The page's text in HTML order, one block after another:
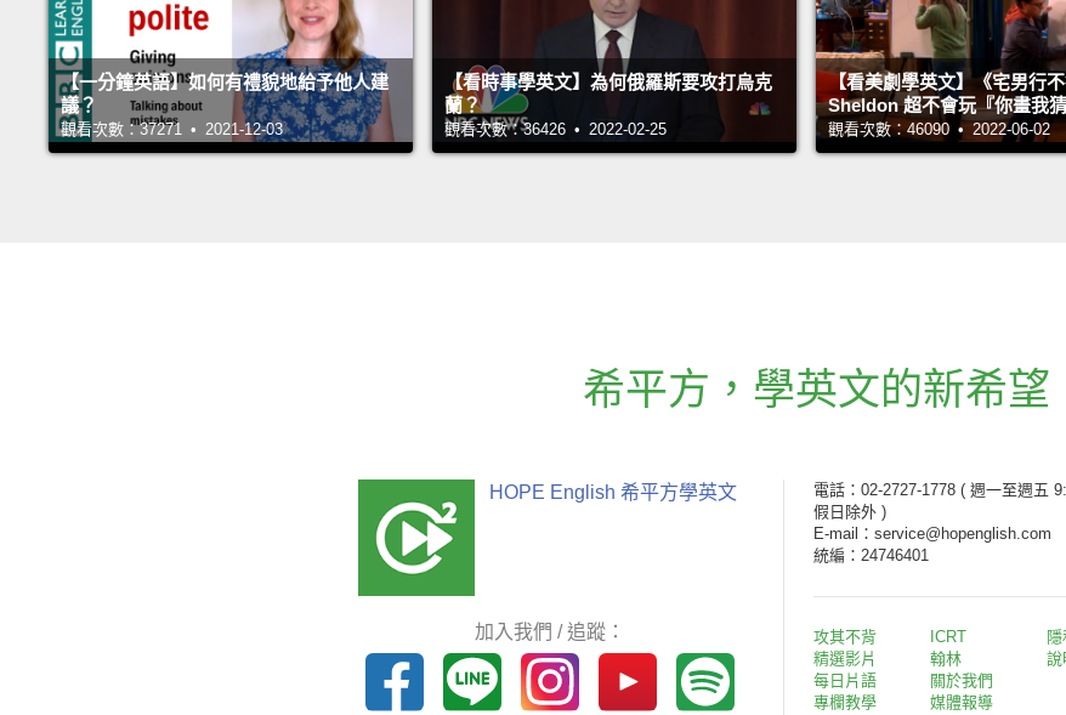
【一分鐘英語】如何有禮貌地給予他人建
議？
觀看次數：37271 • 2021-12-03
【看時事學英文】為何俄羅斯要攻打烏克
蘭？
觀看次數：36426 • 2022-02-25
【看美劇學英文】《宅男行
Sheldon 超不會玩『你畫我猜
觀看次數：46090 • 2022-06-02
希平方 ， 學英文的新希望
HOPE English 希平方學英文
加入我們 / 追蹤：
電話：02-2727-1778 ( 週一至週五
假日除外 )
E-mail：service@hopenglish.com
統編：24746401
攻其不背
精選影片
每日片語
專欄教學
ICRT
翰林
關於我們
媒體報導
說